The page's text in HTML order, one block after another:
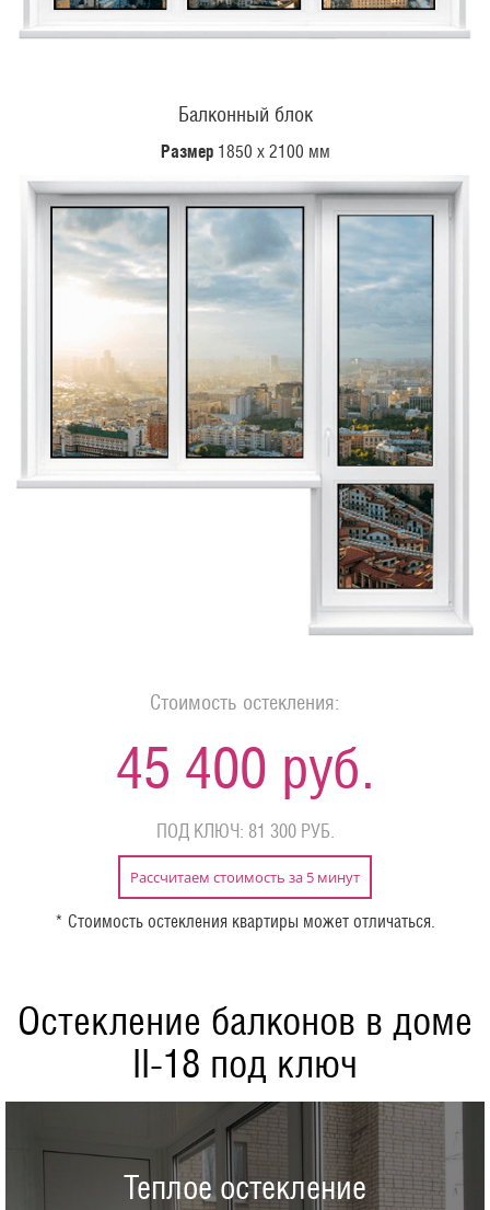
Балконный блок
Размер1850 х 2100 мм
Стоимость остекления:
45 400 руб.
ПОД КЛЮЧ: 81 300 РУБ.
Рассчитаем стоимость за 5 минут
* Стоимость остекления квартиры может отличаться.
Остекление балконов в доме
II-18 под ключ
Теплое остекление